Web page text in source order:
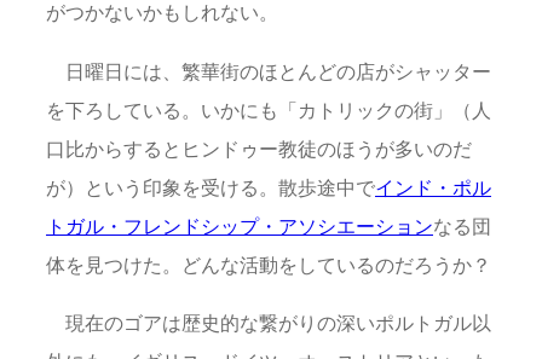
がつかないかもしれない。
日曜日には、繁華街のほとんどの店がシャッター
を下ろしている。いかにも「カトリックの街」（人
口比からするとヒンドゥー教徒のほうが多いのだ
が）という印象を受ける。散歩途中でインド・ポル
トガル・フレンドシップ・アソシエーションなる団
体を見つけた。どんな活動をしているのだろうか？
現在のゴアは歴史的な繋がりの深いポルトガル以